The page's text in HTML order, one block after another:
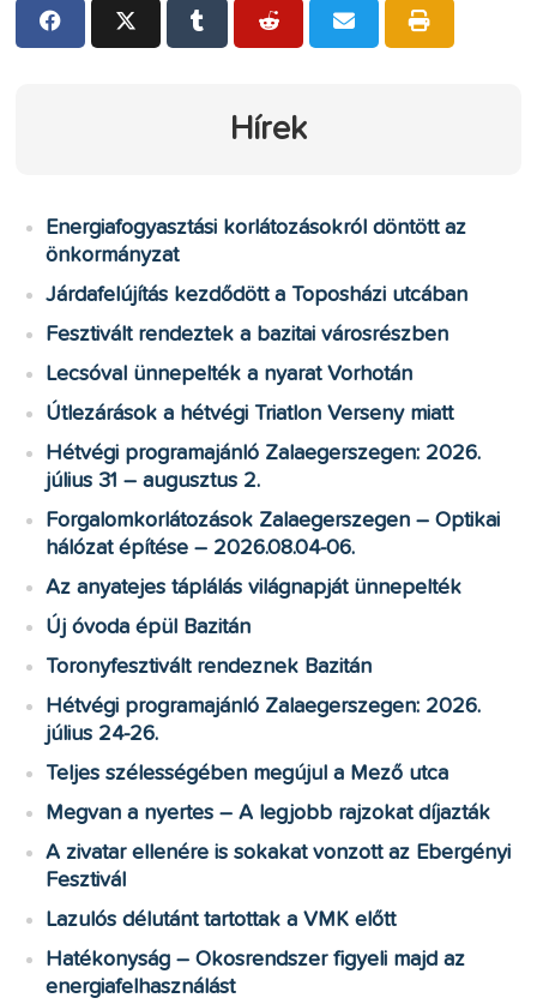
Hírek
Energiafogyasztási korlátozásokról döntött az
önkormányzat
Járdafelújítás kezdődött a Toposházi utcában
Fesztivált rendeztek a bazitai városrészben
Lecsóval ünnepelték a nyarat Vorhotán
Útlezárások a hétvégi Triatlon Verseny miatt
Hétvégi programajánló Zalaegerszegen: 2026.
július 31 – augusztus 2.
Forgalomkorlátozások Zalaegerszegen – Optikai
hálózat építése – 2026.08.04-06.
Az anyatejes táplálás világnapját ünnepelték
Új óvoda épül Bazitán
Toronyfesztivált rendeznek Bazitán
Hétvégi programajánló Zalaegerszegen: 2026.
július 24-26.
Teljes szélességében megújul a Mező utca
Megvan a nyertes – A legjobb rajzokat díjazták
A zivatar ellenére is sokakat vonzott az Ebergényi
Fesztivál
Lazulós délutánt tartottak a VMK előtt
Hatékonyság – Okosrendszer figyeli majd az
energiafelhasználást